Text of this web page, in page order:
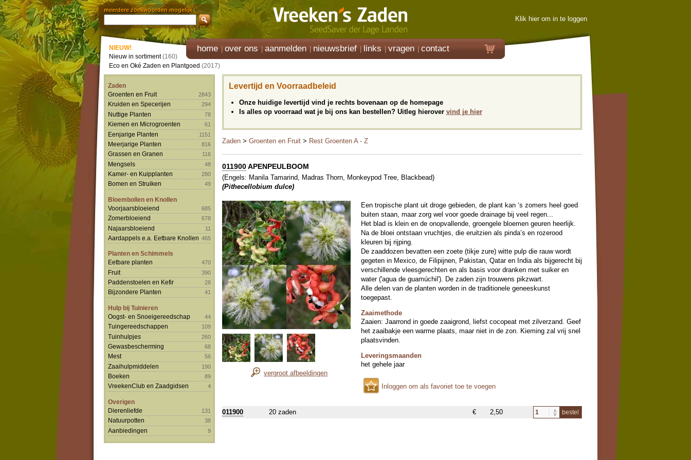
meerdere zoekwoorden mogelijk
Klik hier om in te loggen
home over ons aanmelden nieuwsbrief links vragen contact
NIEUW!
Nieuw in sortiment(160)
Eco en Oké Zaden en Plantgoed (2017)
Zaden
Groenten en Fruit
2843
Kruiden en Specerijen 294
Nuttige Planten 78
Kiemen en Microgroenten 61
Eenjarige Planten 1151
Meerjarige Planten 816
Grassen en Granen 116
Mengsels 48
Kamer- en Kuipplanten 280
Bomen en Struiken 49
Bloembollen en Knollen
Voorjaarsbloeiend
685
Zomerbloeiend 678
Najaarsbloeiend 11
Aardappels e.a. Eetbare Knollen 465
Planten en Schimmels
Eetbare planten
470
Fruit 390
Paddenstoelen en Kefir 28
Bijzondere Planten 41
Hulp bij Tuinieren
Oogst- en Snoeigereedschap
44
Tuingereedschappen 109
Tuinhulpjes 260
Gewasbescherming 68
Mest 56
Zaaihulpmiddelen 190
Boeken 89
VreekenClub en Zaadgidsen 4
Overigen
Dierenliefde
131
Natuurpotten 38
Aanbiedingen 9
Levertijd en Voorraadbeleid
Onze huidige levertijd vind je rechts bovenaan op de homepage
Is alles op voorraad wat je bij ons kan bestellen? Uitleg hierover vind je hier
Zaden > Groenten en Fruit > Rest Groenten A - Z
011900APENPEULBOOM
(Engels: Manila Tamarind, Madras Thorn, Monkeypod Tree, Blackbead)
(Pithecellobium dulce)
vergroot afbeeldingen
Een tropische plant uit droge gebieden, de plant kan ‘s zomers heel goed
buiten staan, maar zorg wel voor goede drainage bij veel regen...
Het blad is klein en de onopvallende, groengele bloemen geuren heerlijk.
Na de bloei ontstaan vruchtjes, die eruitzien als pinda’s en rozerood
kleuren bij rijping.
De zaaddozen bevatten een zoete (tikje zure) witte pulp die rauw wordt
gegeten in Mexico, de Filipijnen, Pakistan, Qatar en India als bijgerecht bij
verschillende vleesgerechten en als basis voor dranken met suiker en
water ('agua de guamúchil'). De zaden zijn trouwens pikzwart.
Alle delen van de planten worden in de traditionele geneeskunst
toegepast.
Zaaimethode
Zaaien: Jaarrond in goede zaaigrond, liefst cocopeat met zilverzand. Geef
het zaaibakje een warme plaats, maar niet in de zon. Kieming zal vrij snel
plaatsvinden.
Leveringsmaanden
het gehele jaar
Inloggen om als favoriet toe te voegen
011900 20 zaden € 2,50 bestel